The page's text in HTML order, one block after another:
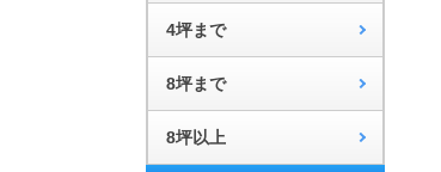
4坪まで
8坪まで
8坪以上